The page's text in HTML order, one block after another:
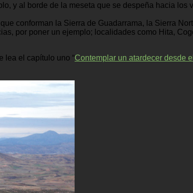
y al borde de la meseta que se despeña hacia
conforman la Sierra de Guadarrama, la Sierra
por poner un ejemplo; localidades como Hita,
lea el capítulo uno “Contemplar un atardecer desde